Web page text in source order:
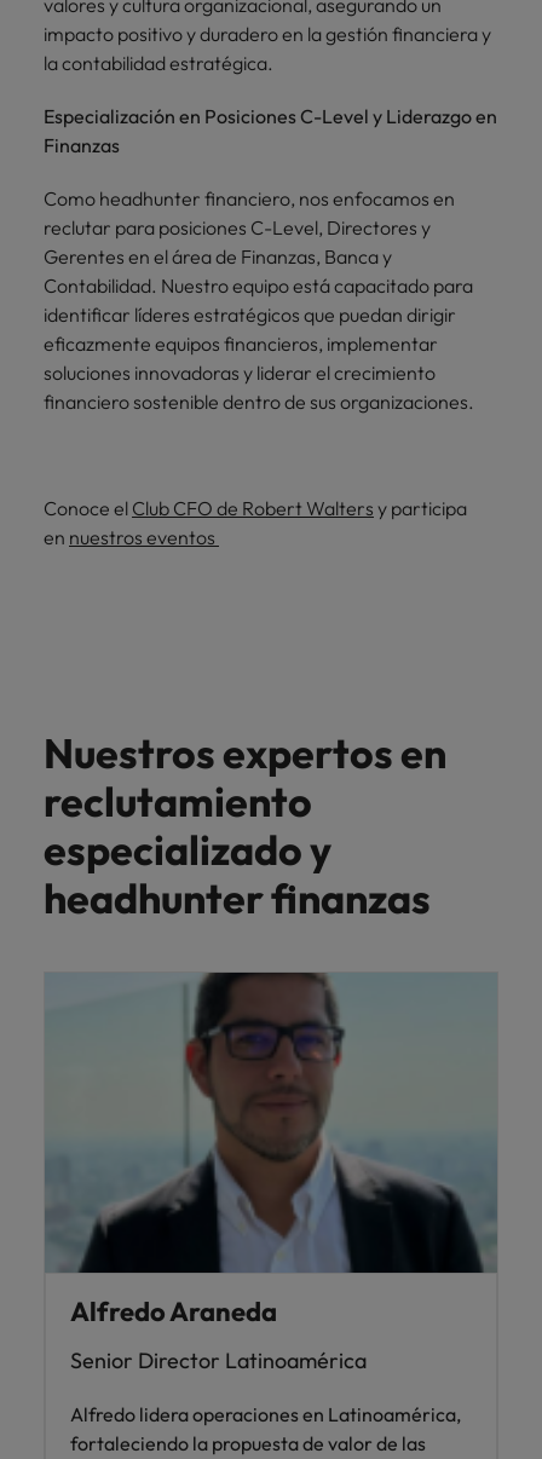
valores y cultura organizacional, asegurando un
impacto positivo y duradero en la gestión financiera y
la contabilidad estratégica.
Especialización en Posiciones C-Level y Liderazgo en
Finanzas
Como headhunter financiero, nos enfocamos en
reclutar para posiciones C-Level, Directores y
Gerentes en el área de Finanzas, Banca y
Contabilidad. Nuestro equipo está capacitado para
identificar líderes estratégicos que puedan dirigir
eficazmente equipos financieros, implementar
soluciones innovadoras y liderar el crecimiento
financiero sostenible dentro de sus organizaciones.
Conoce el Club CFO de Robert Walters y participa
en nuestros eventos
Nuestros expertos en
reclutamiento
especializado y
headhunter finanzas
Alfredo Araneda
Senior Director Latinoamérica
Alfredo lidera operaciones en Latinoamérica,
fortaleciendo la propuesta de valor de las